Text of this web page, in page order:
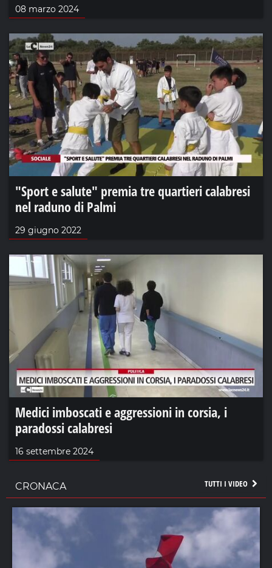
08 marzo 2024
"Sport e salute" premia tre quartieri calabresi
nel raduno di Palmi
29 giugno 2022
Medici imboscati e aggressioni in corsia, i
paradossi calabresi
16 settembre 2024
TUTTI I VIDEO
CRONACA